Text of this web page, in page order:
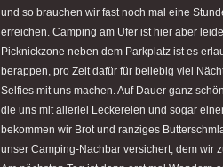
und so brauchen wir fast noch mal eine
erreichen. Camping am Ufer ist hier aber
Picknickzone neben dem Parkplatz ist es
berappen, pro Zelt dafür für beliebig viel
Selfies mit uns machen. Auf Dauer ganz
die uns mit allerlei Leckereien und sogar
bekommen wir Brot und ranziges
unser Camping-Nachbar versichert, dem wir